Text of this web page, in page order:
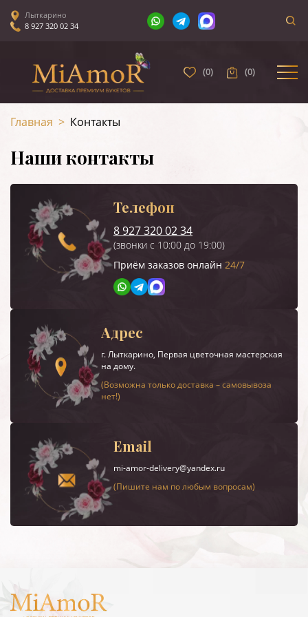
Лыткарино
8 927 320 02 34
(0) (0)
Главная > Контакты
Наши контакты
Телефон
8 927 320 02 34
(звонки с 10:00 до 19:00)
Приём заказов онлайн 24/7
Адрес
г.Лыткарино, Первая цветочная мастерская
на дому.
(Возможна только доставка – самовывоза
нет!)
Email
mi-amor-delivery@yandex.ru
(Пишите нам по любым вопросам)